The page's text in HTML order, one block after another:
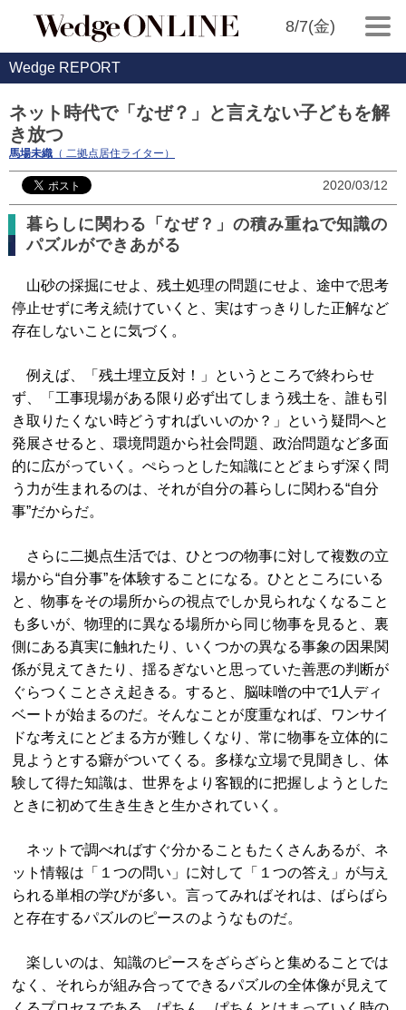
8/7(金)
Wedge REPORT
ネット時代で「なぜ？」と言えない子どもを解
き放つ
馬場未織 （ 二拠点居住ライター）
2020/03/12
暮らしに関わる「なぜ？」の積み重ねで知識の
パズルができあがる
山砂の採掘にせよ、残土処理の問題にせよ、途中で思考
停止せずに考え続けていくと、実はすっきりした正解など
存在しないことに気づく。
例えば、「残土埋立反対！」というところで終わらせ
ず、「工事現場がある限り必ず出てしまう残土を、誰も引
き取りたくない時どうすればいいのか？」という疑問へと
発展させると、環境問題から社会問題、政治問題など多面
的に広がっていく。ぺらっとした知識にとどまらず深く問
う力が生まれるのは、それが自分の暮らしに関わる“自分
事”だからだ。
さらに二拠点生活では、ひとつの物事に対して複数の立
場から“自分事”を体験することになる。ひとところにいる
と、物事をその場所からの視点でしか見られなくなること
も多いが、物理的に異なる場所から同じ物事を見ると、裏
側にある真実に触れたり、いくつかの異なる事象の因果関
係が見えてきたり、揺るぎないと思っていた善悪の判断が
ぐらつくことさえ起きる。すると、脳味噌の中で1人ディ
ベートが始まるのだ。そんなことが度重なれば、ワンサイ
ドな考えにとどまる方が難しくなり、常に物事を立体的に
見ようとする癖がついてくる。多様な立場で見聞きし、体
験して得た知識は、世界をより客観的に把握しようとした
ときに初めて生き生きと生かされていく。
ネットで調べればすぐ分かることもたくさんあるが、ネ
ット情報は「１つの問い」に対して「１つの答え」が与え
られる単相の学びが多い。言ってみればそれは、ばらばら
と存在するパズルのピースのようなものだ。
楽しいのは、知識のピースをざらざらと集めることでは
なく、それらが組み合ってできるパズルの全体像が見えて